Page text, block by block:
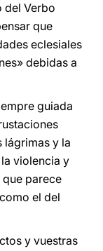
del Verbo
que
eclesiales
debidas a
guiada
lágrimas y la
violencia y
parece
el del
y vuestras